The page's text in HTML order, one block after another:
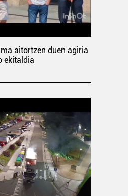
aitortzen duen agiria
ekitaldia